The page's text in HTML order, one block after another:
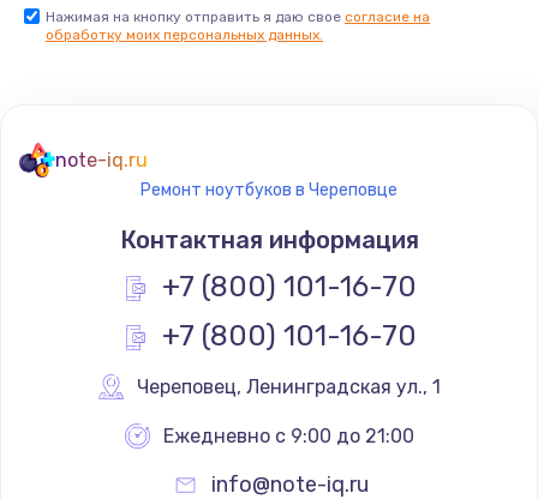
Нажимая на кнопку отправить я даю свое согласие на
обработку моих персональных данных.
note-iq.ru
Ремонт ноутбуков в Череповце
Контактная информация
+7 (800) 101-16-70
+7 (800) 101-16-70
Череповец, Ленинградская ул., 1
Ежедневно с 9:00 до 21:00
info@note-iq.ru